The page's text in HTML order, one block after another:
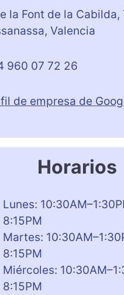
la Font de la Cabilda,
Valencia
960 07 72 26
de empresa de
Horarios
Lunes:
8:15PM
Martes:
8:15PM
Miércoles:
8:15PM